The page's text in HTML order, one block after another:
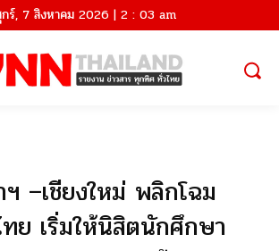
กร์, 7 สิงหาคม 2026 | 2 : 03 am
–เชียงใหม่ พลิกโฉม
ย เริ่มให้นิสิตนักศึกษา